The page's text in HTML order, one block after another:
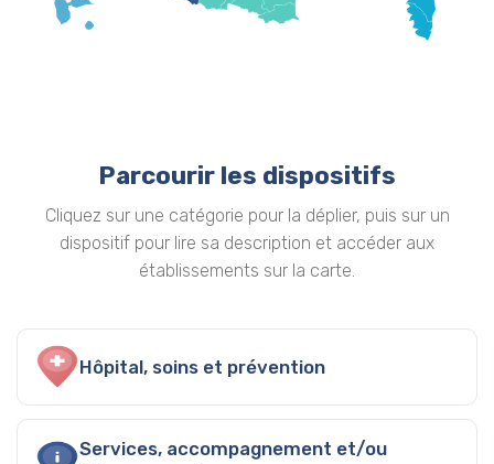
Parcourir les dispositifs
Cliquez sur une catégorie pour la déplier, puis sur un
dispositif pour lire sa description et accéder aux
établissements sur la carte.
Hôpital, soins et prévention
Services, accompagnement et/ou